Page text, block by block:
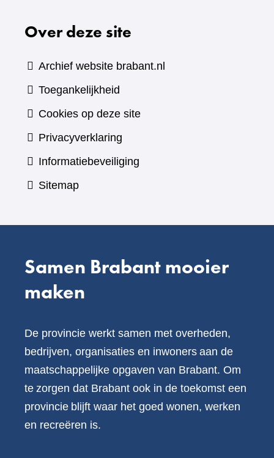
een
website)
Over deze site
Archief website brabant.nl
Toegankelijkheid
Cookies op deze site
Privacyverklaring
Informatiebeveiliging
Sitemap
Samen Brabant mooier
maken
De provincie werkt samen met overheden,
bedrijven, organisaties en inwoners aan de
maatschappelijke opgaven van Brabant. Om
te zorgen dat Brabant ook in de toekomst een
provincie blijft waar het goed wonen, werken
en recreëren is.